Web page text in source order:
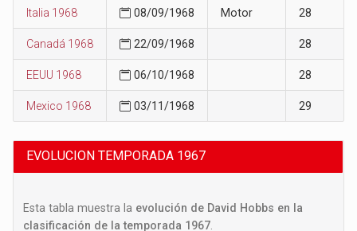
Italia 1968 08/09/1968 Motor 28
Canadá 1968 22/09/1968 28
EEUU 1968 06/10/1968 28
Mexico 1968 03/11/1968 29
EVOLUCION TEMPORADA 1967
Esta tabla muestra la evolución de David Hobbs en la
clasificación de la temporada 1967